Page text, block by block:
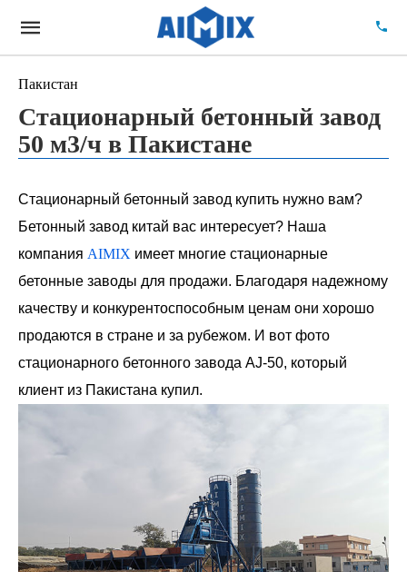
Пакистан
Стационарный бетонный завод
50 м3/ч в Пакистане
Стационарный бетонный завод купить нужно вам?
Бетонный завод китай вас интересует? Наша
компания AIMIX имеет многие стационарные
бетонные заводы для продажи. Благодаря надежному
качеству и конкурентоспособным ценам они хорошо
продаются в стране и за рубежом. И вот фото
стационарного бетонного завода AJ-50, который
клиент из Пакистана купил.